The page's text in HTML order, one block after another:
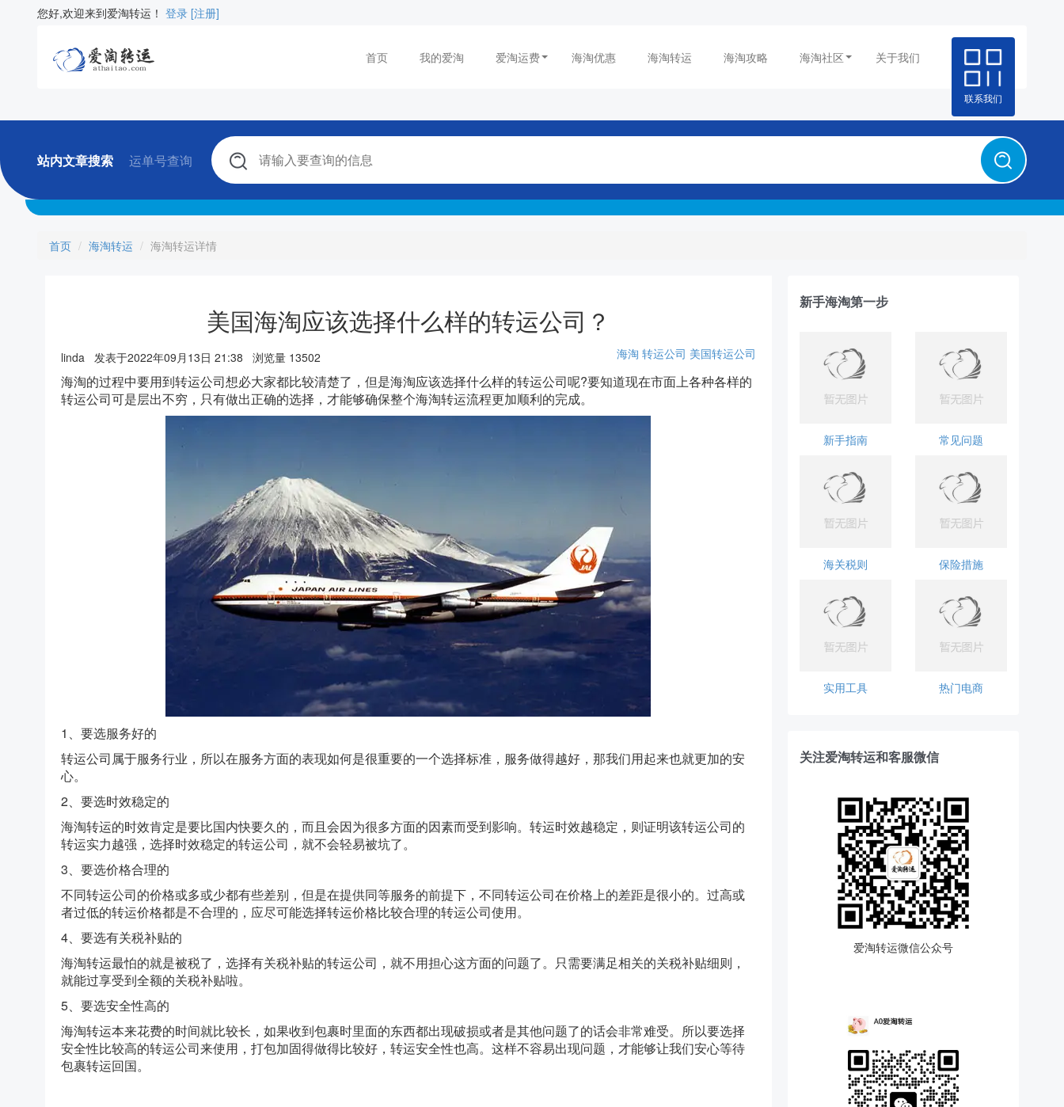
您好,欢迎来到爱淘转运！ 登录 [注册]
首页 我的爱淘 爱淘运费 海淘优惠 海淘转运 海淘攻略 海淘社区 关于我们
联系我们
站内文章搜索 运单号查询
首页 海淘转运 海淘转运详情
美国海淘应该选择什么样的转运公司？
linda 发表于2022年09月13日 21:38 浏览量 13502 海淘 转运公司 美国转运公司
海淘的过程中要用到转运公司想必大家都比较清楚了，但是海淘应该选择什么样的转运公司呢?要知道现在市面上各种各样的
转运公司可是层出不穷，只有做出正确的选择，才能够确保整个海淘转运流程更加顺利的完成。
1、要选服务好的
转运公司属于服务行业，所以在服务方面的表现如何是很重要的一个选择标准，服务做得越好，那我们用起来也就更加的安
心。
2、要选时效稳定的
海淘转运的时效肯定是要比国内快要久的，而且会因为很多方面的因素而受到影响。转运时效越稳定，则证明该转运公司的
转运实力越强，选择时效稳定的转运公司，就不会轻易被坑了。
3、要选价格合理的
不同转运公司的价格或多或少都有些差别，但是在提供同等服务的前提下，不同转运公司在价格上的差距是很小的。过高或
者过低的转运价格都是不合理的，应尽可能选择转运价格比较合理的转运公司使用。
4、要选有关税补贴的
海淘转运最怕的就是被税了，选择有关税补贴的转运公司，就不用担心这方面的问题了。只需要满足相关的关税补贴细则，
就能过享受到全额的关税补贴啦。
5、要选安全性高的
海淘转运本来花费的时间就比较长，如果收到包裹时里面的东西都出现破损或者是其他问题了的话会非常难受。所以要选择
安全性比较高的转运公司来使用，打包加固得做得比较好，转运安全性也高。这样不容易出现问题，才能够让我们安心等待
包裹转运回国。
新手海淘第一步
新手指南 常见问题
海关税则 保险措施
实用工具 热门电商
关注爱淘转运和客服微信
爱淘转运微信公众号